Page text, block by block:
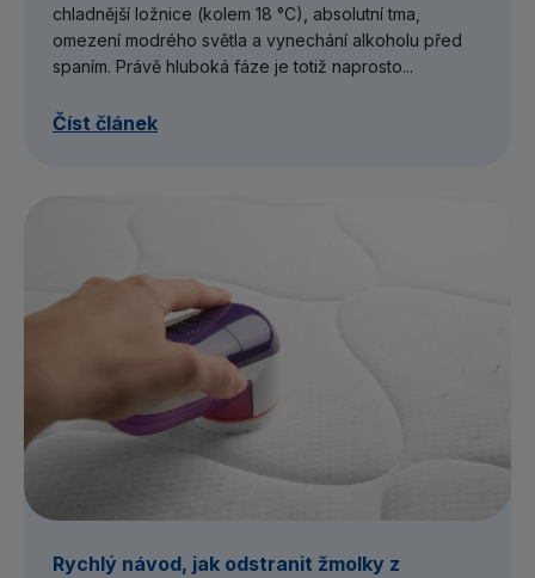
chladnější ložnice (kolem 18 °C), absolutní tma,
omezení modrého světla a vynechání alkoholu před
spaním. Právě hluboká fáze je totiž naprosto...
Číst článek
Rychlý návod, jak odstranit žmolky z